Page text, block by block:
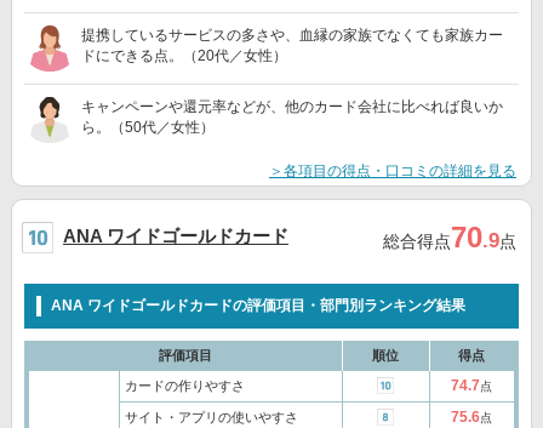
提携しているサービスの多さや、血縁の家族でなくても家族カー
ドにできる点。（20代／女性）
キャンペーンや還元率などが、他のカード会社に比べれば良いか
ら。（50代／女性）
＞各項目の得点・口コミの詳細を見る
ANA ワイドゴールドカード 総合得点70.9点
ANA ワイドゴールドカードの評価項目・部門別ランキング結果
評価項目 順位 得点
カードの作りやすさ 74.7点
サイト・アプリの使いやすさ 75.6点